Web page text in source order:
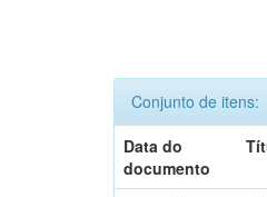
Conjunto de itens:
Data do
documento